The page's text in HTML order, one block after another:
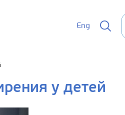
Eng
у детей